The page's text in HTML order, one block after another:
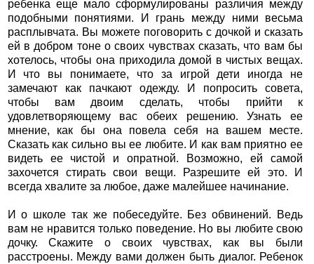
ребенка еще мало сформулированы различия между
подобными понятиями. И грань между ними весьма
расплывчата. Вы можете поговорить с дочкой и сказать
ей в добром тоне о своих чувствах сказать, что вам бы
хотелось, чтобы она приходила домой в чистых вещах.
И что вы понимаете, что за игрой дети иногда не
замечают как пачкают одежду. И попросить совета,
чтобы вам двоим сделать, чтобы прийти к
удовлетворяющему вас обеих решению. Узнать ее
мнение, как бы она повела себя на вашем месте.
Сказать как сильно вы ее любите. И как вам приятно ее
видеть ее чистой и опратной. Возможно, ей самой
захочется стирать свои вещи. Разрешите ей это. И
всегда хвалите за любое, даже малейшее начинание.
И о школе так же побеседуйте. Без обвинений. Ведь
вам не нравится только поведение. Но вы любите свою
дочку. Скажите о своих чувствах, как вы были
расстроены. Между вами должен быть диалог. Ребенок